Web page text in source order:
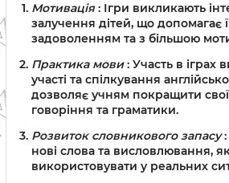
Мотивація: Ігри викликають
залучення дітей, що допомагає
задоволенням та з більшою
Практика мови: Участь в іграх
участі та спілкування
дозволяє учням покращити
говоріння та граматики.
Розвиток словникового запасу:
нові слова та висловлювання,
використовувати у реальних